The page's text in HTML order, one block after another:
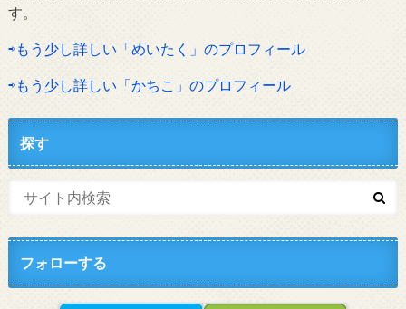
す。
⇨もう少し詳しい「めいたく」のプロフィール
⇨もう少し詳しい「かちこ」のプロフィール
探す
フォローする